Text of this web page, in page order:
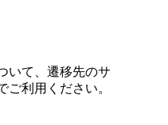
いて、遷移先のサ
ご利用ください。